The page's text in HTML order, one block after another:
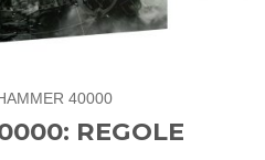
40000
REGOLE